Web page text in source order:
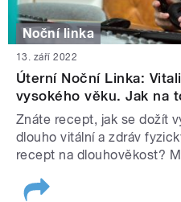
Noční linka
13. září 2022
Úterní Noční Linka:
vysokého věku. Jak na
Znáte recept, jak se dožít
dlouho vitální a zdráv
recept na dlouhověkost?